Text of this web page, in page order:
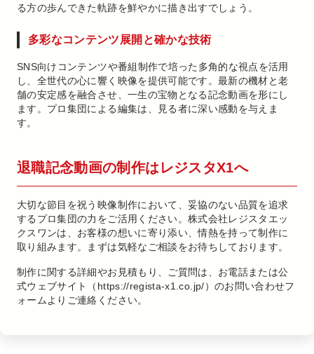
る方の歩んできた軌跡を鮮やかに描き出すでしょう。
多彩なコンテンツ展開と確かな技術
SNS向けコンテンツや番組制作で培った多角的な視点を活用
し、全世代の心に響く映像を提供可能です。最新の機材と老
舗の安定感を融合させ、一生の宝物となる記念動画を形にし
ます。プロ集団による編集は、見る者に深い感動を与えま
す。
退職記念動画の制作はレジスタX1へ
大切な節目を祝う映像制作において、妥協のない品質を追求
するプロ集団の力をご活用ください。株式会社レジスタエッ
クスワンは、お客様の想いに寄り添い、情熱を持って制作に
取り組みます。まずは気軽なご相談をお待ちしております。
制作に関する詳細やお見積もり、ご質問は、お電話または公
式ウェブサイト（https://regista-x1.co.jp/）のお問い合わせフ
ォームよりご連絡ください。